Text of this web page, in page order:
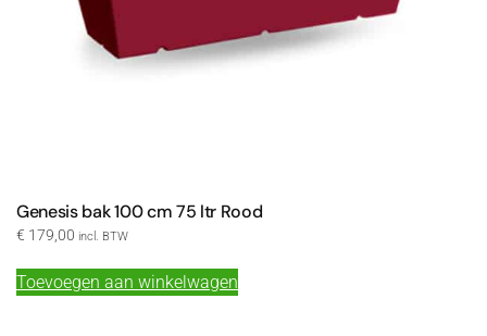
Genesis bak 100 cm 75 ltr Rood
€ 179,00 incl. BTW
Toevoegen aan winkelwagen